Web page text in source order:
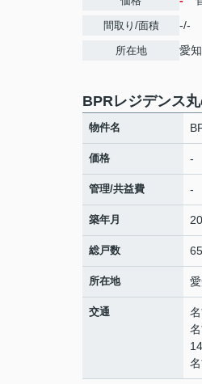
間取り/面積 -/-
所在地 愛
BPRレジデンス
物件名
価格 -
管理/共益費 -
築年月
総戸数
所在地
交通